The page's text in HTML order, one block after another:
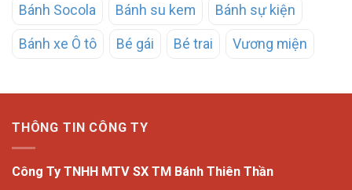
Bánh Socola Bánh su kem Bánh sự kiện
Bánh xe Ô tô Bé gái Bé trai Vương miện
THÔNG TIN CÔNG TY
Công Ty TNHH MTV SX TM Bánh Thiên Thần